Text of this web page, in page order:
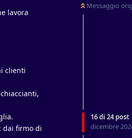
Messaggio
16di 24post
dicembre
lavora
clienti
dai firmo di